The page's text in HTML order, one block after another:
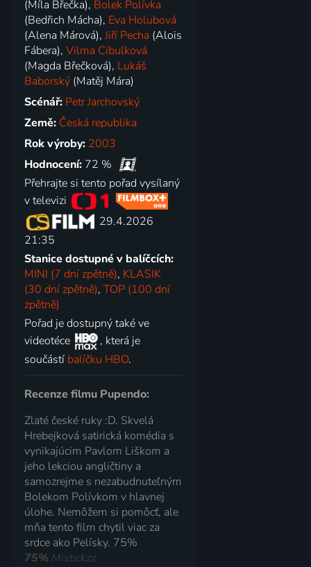
(Míla Břečka), Bolek Polívka
(Bedřich Mácha), Eva Holubová
(Alena Márová),Jiří Pecha (Alois
Fábera),Vilma Cibulková
(Magda Břečková), Lukáš
Baborský (Matěj Mára)
Scénář: Petr Jarchovský
Země: Česká republika
Rok výroby: 2003
Hodnocení: 72 %
Přehrajte si tento pořad vysílaný
v televizi
29.4.2026
21:35
Stanice dostupné v balíčcích:
MINI (7 dní zpětně), KLASIK
(30 dní zpětně),TOP (100 dní
zpětně)
Pořad je dostupný také ve
videotéce
, která je
součástí balíčku HBO.
Recenze filmu Pupendo:
Zlaté české ruky :D. Skvelá
Hrebejková satirická komédia s
vynikajúcim Pavlom Liškom a
jeho lekciou angličtiny a
samozrejme s nezabudnuteľným
Bolekom Polívkom v hlavnej
úlohe. Nemôžem si pomôcť, ale
mňa tento film chytil viac za
srdce ako Pelísky. 75%
75% Mistickzz